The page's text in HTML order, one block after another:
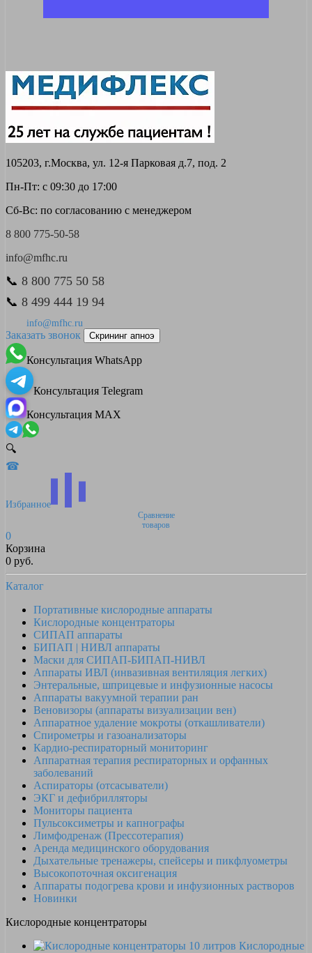
105203, г.Москва, ул. 12-я Парковая д.7, под. 2
Пн-Пт: с 09:30 до 17:00
Сб-Вс: по согласованию с менеджером
8 800 775-50-58
info@mfhc.ru
📞 8 800 775 50 58
📞 8 499 444 19 94
info@mfhc.ru
Заказать звонок Скрининг апноэ
Консультация WhatsApp
Консультация Telegram
Консультация MAX
🔍
☎
Избранное
Сравнение
товаров
0
Корзина
0 руб.
Каталог
Портативные кислородные аппараты
Кислородные концентраторы
СИПАП аппараты
БИПАП | НИВЛ аппараты
Маски для СИПАП-БИПАП-НИВЛ
Аппараты ИВЛ (инвазивная вентиляция легких)
Энтеральные, шприцевые и инфузионные насосы
Аппараты вакуумной терапии ран
Веновизоры (аппараты визуализации вен)
Аппаратное удаление мокроты (откашливатели)
Спирометры и газоанализаторы
Кардио-респираторный мониторинг
Аппаратная терапия респираторных и орфанных
заболеваний
Аспираторы (отсасыватели)
ЭКГ и дефибрилляторы
Мониторы пациента
Пульсоксиметры и капнографы
Лимфодренаж (Прессотерапия)
Аренда медицинского оборудования
Дыхательные тренажеры, спейсеры и пикфлуометры
Высокопоточная оксигенация
Аппараты подогрева крови и инфузионных растворов
Новинки
Кислородные концентраторы
Кислородные